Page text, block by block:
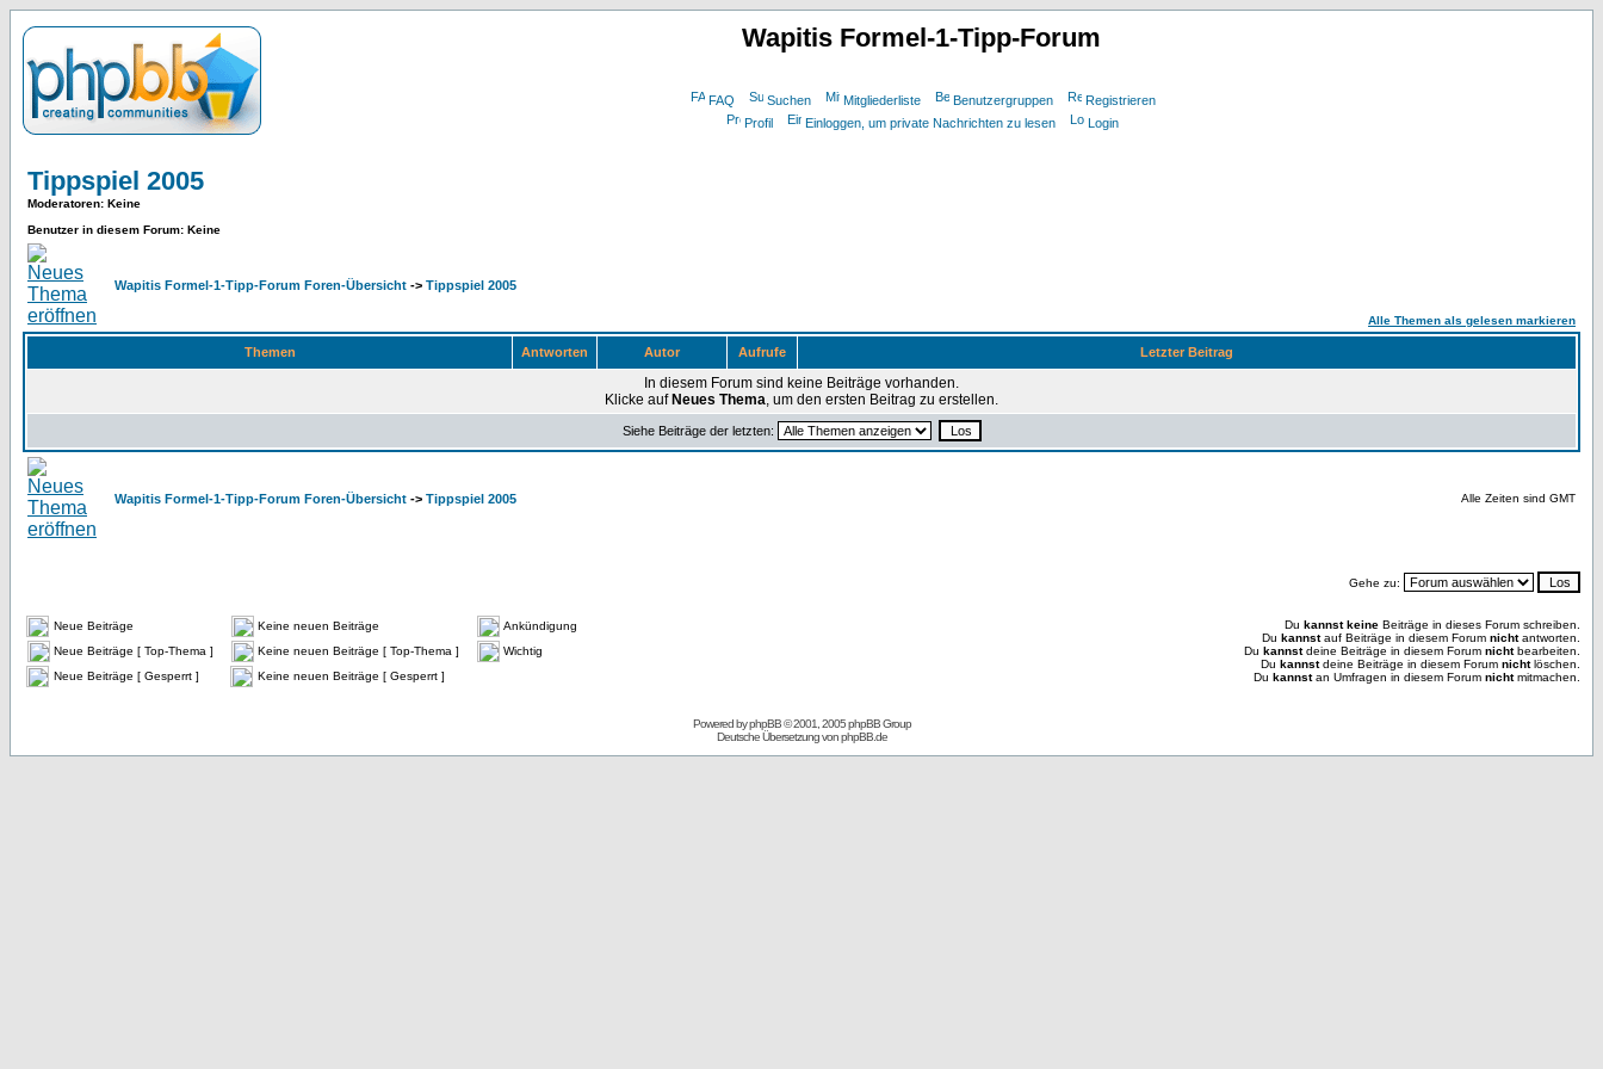
Wapitis Formel-1-Tipp-Forum
FAQ Suchen Mitgliederliste Benutzergruppen
Registrieren
Profil
Einloggen, um private Nachrichten zu lesen Login
Tippspiel 2005
Moderatoren: Keine
Benutzer in diesem Forum: Keine
Wapitis Formel-1-Tipp-Forum Foren-Übersicht -> Tippspiel 2005
Alle Themen als gelesen markieren
Themen Antworten Autor Aufrufe Letzter Beitrag
In diesem Forum sind keine Beiträge vorhanden.
Klicke auf Neues Thema, um den ersten Beitrag zu erstellen.
Siehe Beiträge der letzten:
Wapitis Formel-1-Tipp-Forum Foren-Übersicht -> Tippspiel 2005 Alle Zeiten sind GMT
Gehe zu:
Neue Beiträge Keine neuen Beiträge
Ankündigung
Neue Beiträge [ Top-Thema ]
Keine neuen Beiträge [ Top-Thema ]
Wichtig
Neue Beiträge [ Gesperrt ]
Keine neuen Beiträge [ Gesperrt ]
Du kannst keine Beiträge in dieses Forum schreiben.
Du kannstauf Beiträge in diesem Forum nichtantworten.
Du kannstdeine Beiträge in diesem Forum nichtbearbeiten.
Du kannstdeine Beiträge in diesem Forum nichtlöschen.
Du kannstan Umfragen in diesem Forum nichtmitmachen.
Powered byphpBB© 2001, 2005 phpBB Group
Deutsche Übersetzung vonphpBB.de